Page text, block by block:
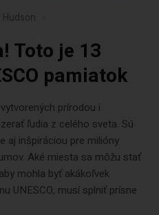
Hudson
Toto je 13
pamiatok
prírodou i
ľudia z celého sveta. Sú
aj inšpiráciou pre milióny
Aké miesta sa môžu stať
mohla byť akákoľvek
UNESCO, musí splniť prísne